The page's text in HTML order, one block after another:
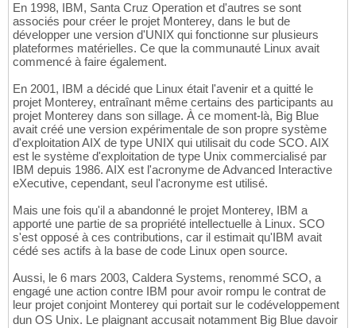
En 1998, IBM, Santa Cruz Operation et d'autres se sont
associés pour créer le projet Monterey, dans le but de
développer une version d'UNIX qui fonctionne sur plusieurs
plateformes matérielles. Ce que la communauté Linux avait
commencé à faire également.
En 2001, IBM a décidé que Linux était l'avenir et a quitté le
projet Monterey, entraînant même certains des participants au
projet Monterey dans son sillage. À ce moment-là, Big Blue
avait créé une version expérimentale de son propre système
d'exploitation AIX de type UNIX qui utilisait du code SCO. AIX
est le système d'exploitation de type Unix commercialisé par
IBM depuis 1986. AIX est l'acronyme de Advanced Interactive
eXecutive, cependant, seul l'acronyme est utilisé.
Mais une fois qu'il a abandonné le projet Monterey, IBM a
apporté une partie de sa propriété intellectuelle à Linux. SCO
s'est opposé à ces contributions, car il estimait qu'IBM avait
cédé ses actifs à la base de code Linux open source.
Aussi, le 6 mars 2003, Caldera Systems, renommé SCO, a
engagé une action contre IBM pour avoir rompu le contrat de
leur projet conjoint Monterey qui portait sur le codéveloppement
dun OS Unix. Le plaignant accusait notamment Big Blue davoir